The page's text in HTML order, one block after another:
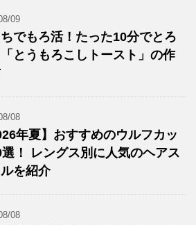
09
でもろ活！たった10分でとろ
とうもろこしトースト」の作
08
年夏】おすすめのウルフカッ
選！ レングス別に人気のヘアス
を紹介
08